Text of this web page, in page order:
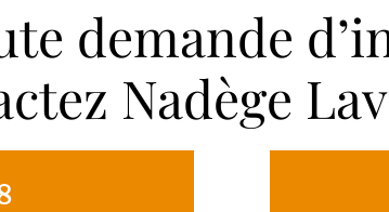
demande
Nadège